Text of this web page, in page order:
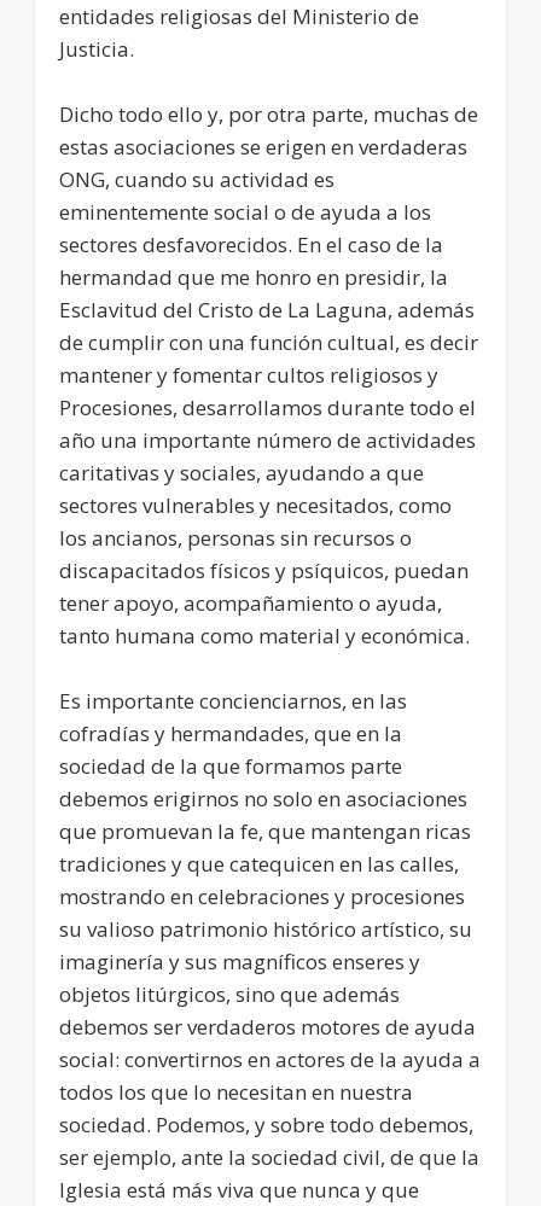
entidades religiosas del Ministerio de
Justicia.
Dicho todo ello y, por otra parte, muchas de
estas asociaciones se erigen en verdaderas
ONG, cuando su actividad es
eminentemente social o de ayuda a los
sectores desfavorecidos. En el caso de la
hermandad que me honro en presidir, la
Esclavitud del Cristo de La Laguna, además
de cumplir con una función cultual, es decir
mantener y fomentar cultos religiosos y
Procesiones, desarrollamos durante todo el
año una importante número de actividades
caritativas y sociales, ayudando a que
sectores vulnerables y necesitados, como
los ancianos, personas sin recursos o
discapacitados físicos y psíquicos, puedan
tener apoyo, acompañamiento o ayuda,
tanto humana como material y económica.
Es importante concienciarnos, en las
cofradías y hermandades, que en la
sociedad de la que formamos parte
debemos erigirnos no solo en asociaciones
que promuevan la fe, que mantengan ricas
tradiciones y que catequicen en las calles,
mostrando en celebraciones y procesiones
su valioso patrimonio histórico artístico, su
imaginería y sus magníficos enseres y
objetos litúrgicos, sino que además
debemos ser verdaderos motores de ayuda
social: convertirnos en actores de la ayuda a
todos los que lo necesitan en nuestra
sociedad. Podemos, y sobre todo debemos,
ser ejemplo, ante la sociedad civil, de que la
Iglesia está más viva que nunca y que